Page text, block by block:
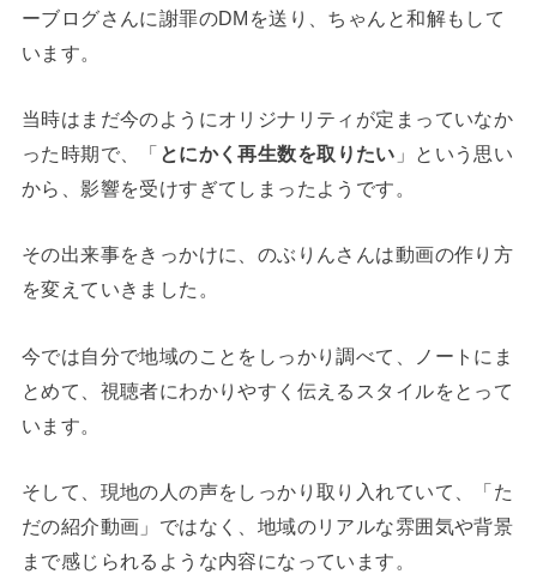
ーブログさんに謝罪のDMを送り、ちゃんと和解もして
います。
当時はまだ今のようにオリジナリティが定まっていなか
った時期で、「 とにかく再生数を取りたい 」という思い
から、影響を受けすぎてしまったようです。
その出来事をきっかけに、のぶりんさんは動画の作り方
を変えていきました。
今では自分で地域のことをしっかり調べて、ノートにま
とめて、視聴者にわかりやすく伝えるスタイルをとって
います。
そして、現地の人の声をしっかり取り入れていて、「た
だの紹介動画」ではなく、地域のリアルな雰囲気や背景
まで感じられるような内容になっています。